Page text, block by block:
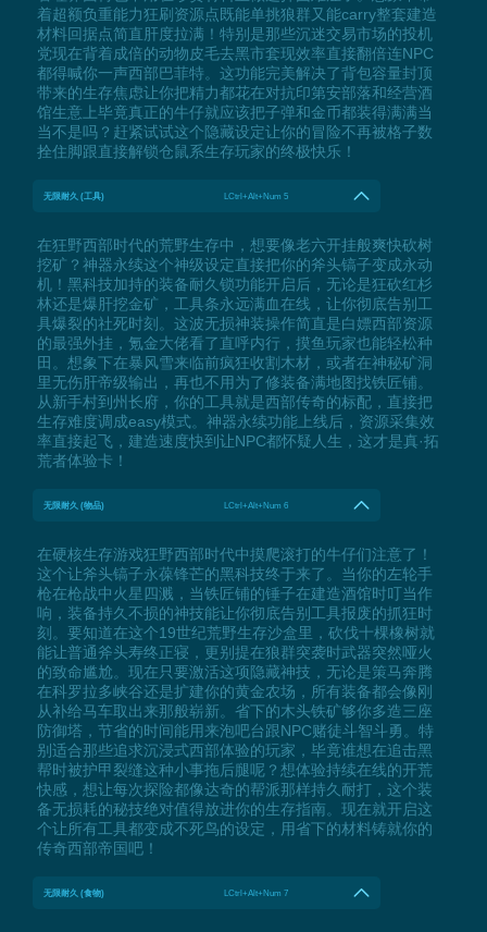
着超额负重能力狂刷资源点既能单挑狼群又能carry整套建造
材料回据点简直肝度拉满！特别是那些沉迷交易市场的投机
党现在背着成倍的动物皮毛去黑市套现效率直接翻倍连NPC
都得喊你一声西部巴菲特。这功能完美解决了背包容量封顶
带来的生存焦虑让你把精力都花在对抗印第安部落和经营酒
馆生意上毕竟真正的牛仔就应该把子弹和金币都装得满满当
当不是吗？赶紧试试这个隐藏设定让你的冒险不再被格子数
拴住脚跟直接解锁仓鼠系生存玩家的终极快乐！
无限耐久 (工具) LCtrl+Alt+Num 5
在狂野西部时代的荒野生存中，想要像老六开挂般爽快砍树
挖矿？神器永续这个神级设定直接把你的斧头镐子变成永动
机！黑科技加持的装备耐久锁功能开启后，无论是狂砍红杉
林还是爆肝挖金矿，工具条永远满血在线，让你彻底告别工
具爆裂的社死时刻。这波无损神装操作简直是白嫖西部资源
的最强外挂，氪金大佬看了直呼内行，摸鱼玩家也能轻松种
田。想象下在暴风雪来临前疯狂收割木材，或者在神秘矿洞
里无伤肝帝级输出，再也不用为了修装备满地图找铁匠铺。
从新手村到州长府，你的工具就是西部传奇的标配，直接把
生存难度调成easy模式。神器永续功能上线后，资源采集效
率直接起飞，建造速度快到让NPC都怀疑人生，这才是真·拓
荒者体验卡！
无限耐久 (物品) LCtrl+Alt+Num 6
在硬核生存游戏狂野西部时代中摸爬滚打的牛仔们注意了！
这个让斧头镐子永葆锋芒的黑科技终于来了。当你的左轮手
枪在枪战中火星四溅，当铁匠铺的锤子在建造酒馆时叮当作
响，装备持久不损的神技能让你彻底告别工具报废的抓狂时
刻。要知道在这个19世纪荒野生存沙盒里，砍伐十棵橡树就
能让普通斧头寿终正寝，更别提在狼群突袭时武器突然哑火
的致命尴尬。现在只要激活这项隐藏神技，无论是策马奔腾
在科罗拉多峡谷还是扩建你的黄金农场，所有装备都会像刚
从补给马车取出来那般崭新。省下的木头铁矿够你多造三座
防御塔，节省的时间能用来泡吧台跟NPC赌徒斗智斗勇。特
别适合那些追求沉浸式西部体验的玩家，毕竟谁想在追击黑
帮时被护甲裂缝这种小事拖后腿呢？想体验持续在线的开荒
快感，想让每次探险都像达奇的帮派那样持久耐打，这个装
备无损耗的秘技绝对值得放进你的生存指南。现在就开启这
个让所有工具都变成不死鸟的设定，用省下的材料铸就你的
传奇西部帝国吧！
无限耐久 (食物) LCtrl+Alt+Num 7